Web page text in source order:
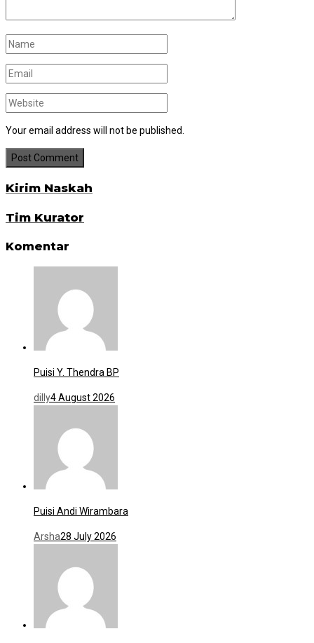
Your email address will not be published.
Kirim Naskah
Tim Kurator
Komentar
Puisi Y. Thendra BP
dilly4 August 2026
Puisi Andi Wirambara
Arsha28 July 2026